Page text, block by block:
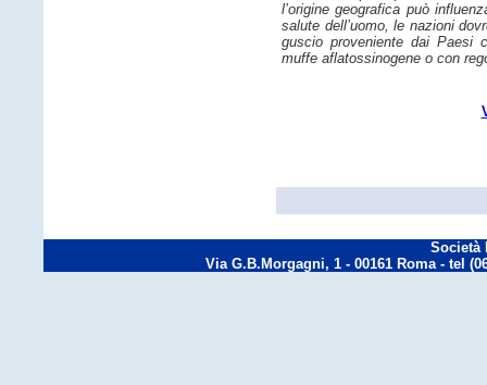
l’origine geografica può
salute dell’uomo, le nazioni
guscio proveniente dai Paesi
muffe aflatossinogene o con
Società
Via G.B.Morgagni, 1 - 00161 Roma - tel